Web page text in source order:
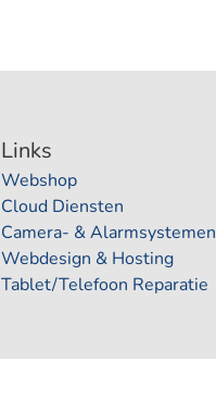
Links
Webshop
Cloud Diensten
Camera- & Alarmsystemen
Webdesign & Hosting
Tablet/Telefoon Reparatie